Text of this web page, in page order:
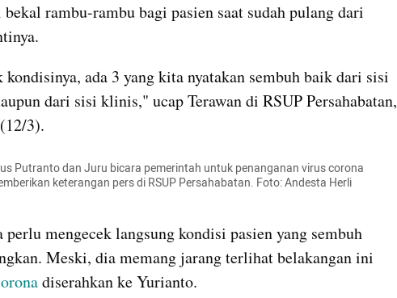
bekal rambu-rambu bagi pasien saat sudah pulang dari
dari sisi klinis," ucap Terawan di RSUP Persahabatan,
3).
Putranto dan Juru bicara pemerintah untuk penanganan virus corona
keterangan pers di RSUP Persahabatan. Foto: Andesta Herli
perlu mengecek langsung kondisi pasien yang sembuh
Meski, dia memang jarang terlihat belakangan ini
diserahkan ke Yurianto.